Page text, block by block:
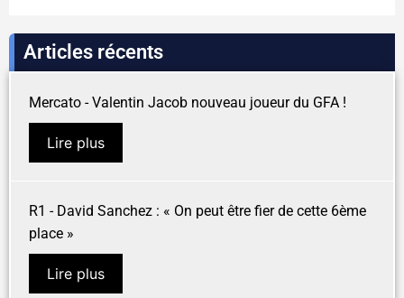
Articles récents
Mercato - Valentin Jacob nouveau joueur du GFA !
Lire plus
R1 - David Sanchez : « On peut être fier de cette 6ème
place »
Lire plus